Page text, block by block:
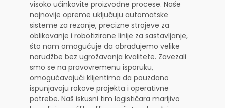
visoko učinkovite proizvodne procese. Naše
najnovije opreme uključuju automatske
sisteme za rezanje, precizne strojeve za
oblikovanje i robotizirane linije za sastavljanje,
što nam omogućuje da obrađujemo velike
narudžbe bez ugrožavanja kvalitete. Zavezali
smo se na pravovremenu isporuku,
omogućavajući klijentima da pouzdano
ispunjavaju rokove projekta i operativne
potrebe. Naš iskusni tim logističara marljivo